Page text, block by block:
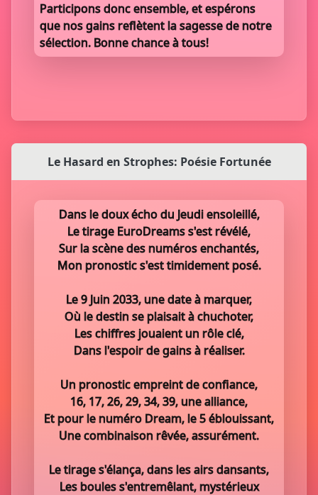
Participons donc ensemble, et espérons
que nos gains reflètent la sagesse de notre
sélection. Bonne chance à tous!
Le Hasard en Strophes: Poésie Fortunée
Dans le doux écho du Jeudi ensoleillé,
Le tirage EuroDreams s'est révélé,
Sur la scène des numéros enchantés,
Mon pronostic s'est timidement posé.
Le 9 Juin 2033, une date à marquer,
Où le destin se plaisait à chuchoter,
Les chiffres jouaient un rôle clé,
Dans l'espoir de gains à réaliser.
Un pronostic empreint de confiance,
16, 17, 26, 29, 34, 39, une alliance,
Et pour le numéro Dream, le 5 éblouissant,
Une combinaison rêvée, assurément.
Le tirage s'élança, dans les airs dansants,
Les boules s'entremêlant, mystérieux